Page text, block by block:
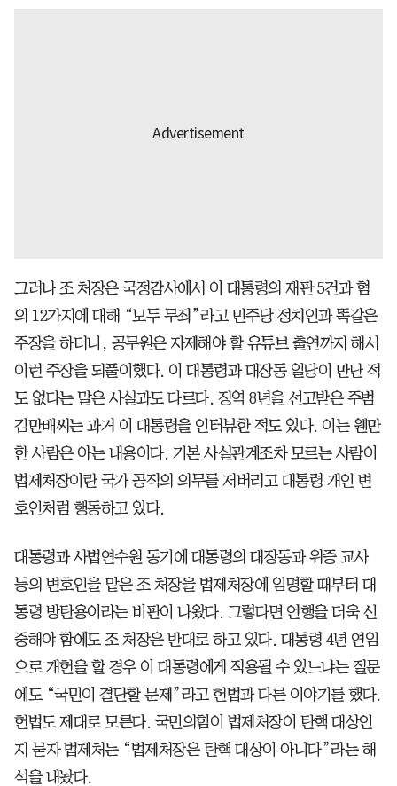
그러나 조 처장은 국정감사에서 이 대통령의 재판 5건과 혐
의 12가지에 대해 “모두 무죄”라고 민주당 정치인과 똑같은
주장을 하더니, 공무원은 자제해야 할 유튜브 출연까지 해서
이런 주장을 되풀이했다. 이 대통령과 대장동 일당이 만난 적
도 없다는 말은 사실과도 다르다. 징역 8년을 선고받은 주범
김만배씨는 과거 이 대통령을 인터뷰한 적도 있다. 이는 웬만
한 사람은 아는 내용이다. 기본 사실관계조차 모르는 사람이
법제처장이란 국가 공직의 의무를 저버리고 대통령 개인 변
호인처럼 행동하고 있다.
대통령과 사법연수원 동기에 대통령의 대장동과 위증 교사
등의 변호인을 맡은 조 처장을 법제처장에 임명할 때부터 대
통령 방탄용이라는 비판이 나왔다. 그렇다면 언행을 더욱 신
중해야 함에도 조 처장은 반대로 하고 있다. 대통령 4년 연임
으로 개헌을 할 경우 이 대통령에게 적용될 수 있느냐는 질문
에도 “국민이 결단할 문제”라고 헌법과 다른 이야기를 했다.
헌법도 제대로 모른다. 국민의힘이 법제처장이 탄핵 대상인
지 묻자 법제처는 “법제처장은 탄핵 대상이 아니다”라는 해
석을 내놨다.